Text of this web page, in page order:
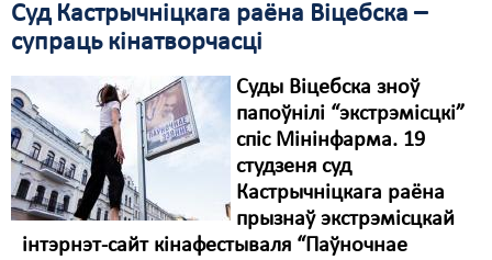
Суд Кастрычніцкага раёна Віцебска –
супраць кінатворчасці
Суды Віцебска зноў
папоўнілі “экстрэмісцкі”
спіс Мінінфарма. 19
студзеня суд
Кастрычніцкага раёна
прызнаў экстрэмісцкай
інтэрнэт-сайт кінафестываля “Паўночнае
Мігранты
Палітвязьні
Праваабаронцы
Правы дзіцяці
Пэнітэнцыярная сыстэма